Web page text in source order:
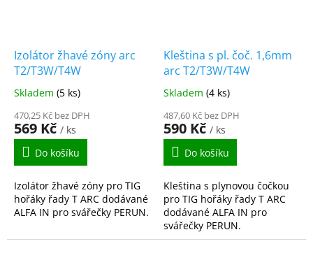
Izolátor žhavé zóny arc
T2/T3W/T4W
Skladem (5 ks)
470,25 Kč bez DPH
569 Kč / ks
Do košíku
Izolátor žhavé zóny pro TIG
hořáky řady T ARC dodávané
ALFA IN pro svářečky PERUN.
Kleština s pl. čoč. 1,6mm
arc T2/T3W/T4W
Skladem (4 ks)
487,60 Kč bez DPH
590 Kč / ks
Do košíku
Kleština s plynovou čočkou
pro TIG hořáky řady T ARC
dodávané ALFA IN pro
svářečky PERUN.